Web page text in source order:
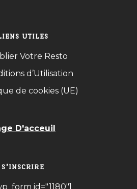
UTILES
Votre Resto
d’Utilisation
de cookies (UE)
D'acceuil
S’INSCRIRE
id="1180"]